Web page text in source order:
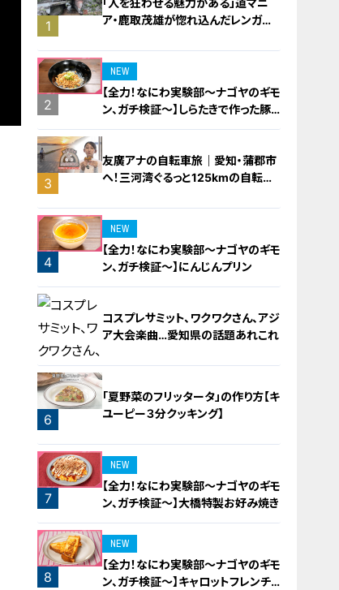
1
「人を狂わせる魅力がある」道マニ
ア・鹿取茂雄が惚れ込んだレンガの
2
NEW
【全力！なにわ実験部～ナゴヤのギモ
ン、ガチ検証～】しらたきで作った豚
バラミンチの油そば
3
友廣アナの自転車旅｜愛知・蒲郡市
へ！三河湾ぐるっと125kmの自転車
4
NEW
【全力！なにわ実験部～ナゴヤのギモ
ン、ガチ検証～】にんじんプリン
5
コスプレサミット、ワクワクさん、アジ
ア大会楽曲…愛知県の話題あれこれ
6
「夏野菜のフリッタータ」の作り方【キ
ユーピー３分クッキング】
7
NEW
【全力！なにわ実験部～ナゴヤのギモ
ン、ガチ検証～】大橋特製お好み焼き
8
NEW
【全力！なにわ実験部～ナゴヤのギモ
ン、ガチ検証～】キャロットフレンチ